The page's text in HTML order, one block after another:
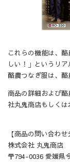
これらの機能は、
しい！」というリ
酪農つなぎ服は、酪
商品の詳細および
社丸鬼商店もしくは
【商品の問い合わせ
株式会社 丸鬼商店
〒794-0036 愛媛県